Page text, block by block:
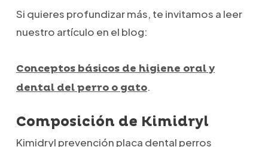
Si quieres profundizar más, te invitamos a leer
nuestro artículo en el blog:
Conceptos básicos de higiene oral y
dental del perro o gato.
Composición de Kimidryl
Kimidryl prevención placa dental perros